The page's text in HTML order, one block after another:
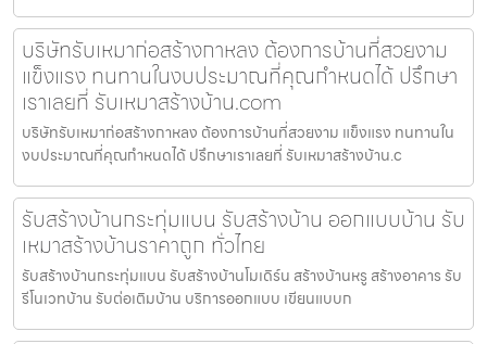
บริษัทรับเหมาก่อสร้างกาหลง ต้องการบ้านที่สวยงาม
แข็งแรง ทนทานในงบประมาณที่คุณกำหนดได้ ปรึกษา
เราเลยที่ รับเหมาสร้างบ้าน.com
บริษัทรับเหมาก่อสร้างกาหลง ต้องการบ้านที่สวยงาม แข็งแรง ทนทานใน
งบประมาณที่คุณกำหนดได้ ปรึกษาเราเลยที่ รับเหมาสร้างบ้าน.c
รับสร้างบ้านกระทุ่มแบน รับสร้างบ้าน ออกแบบบ้าน รับ
เหมาสร้างบ้านราคาถูก ทั่วไทย
รับสร้างบ้านกระทุ่มแบน รับสร้างบ้านโมเดิร์น สร้างบ้านหรู สร้างอาคาร รับ
รีโนเวทบ้าน รับต่อเติมบ้าน บริการออกแบบ เขียนแบบก